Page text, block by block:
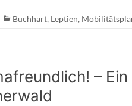
Buchhart, Leptien,
–